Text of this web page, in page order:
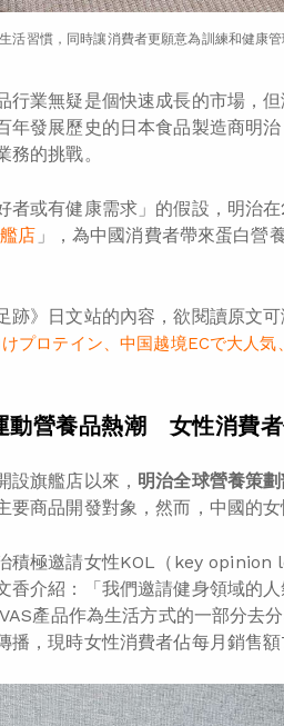
活習慣，同時讓消費者更願意為訓練和健康
行業無疑是個快速成長的市場，
年發展歷史的日本食品製造商明
務的挑戰。
者或有健康需求」的假設，明治
店 」，為中國消費者帶來蛋白營
跡》日文站的內容，欲閱讀原文可
プロテイン、中国越境ECで大人
動營養品熱潮 女性消費
設旗艦店以來， 明治全球營養策
要商品開發對象，然而，中國的
積極邀請女性KOL（key opinion
香介紹：「我們邀請健身領域的
產品作為生活方式的一部分去
播，現時女性消費者佔每月銷售